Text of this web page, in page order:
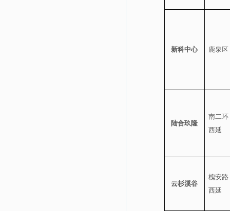
新科中心 鹿泉区
陆合玖隆
南二环
西延
云杉溪谷
槐安路
西延